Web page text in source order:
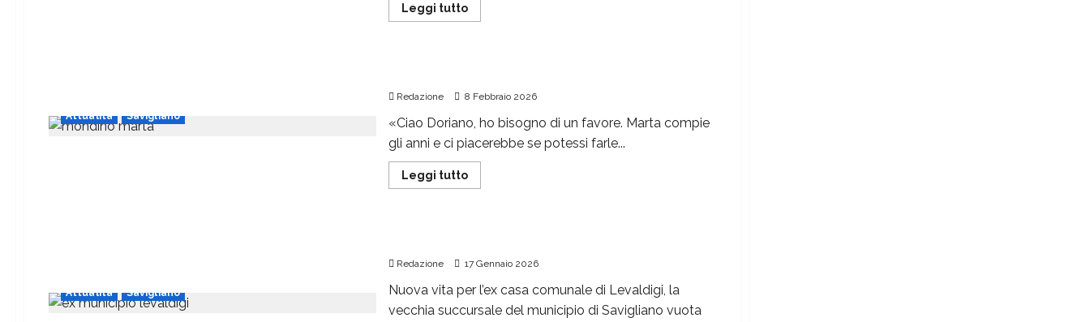
Leggi tutto
Attualità Savigliano
Redazione 8 Febbraio 2026
«Ciao Doriano, ho bisogno di un favore. Marta compie
gli anni e ci piacerebbe se potessi farle...
Leggi tutto
Attualità Savigliano
Redazione 17 Gennaio 2026
Nuova vita per l’ex casa comunale di Levaldigi, la
vecchia succursale del municipio di Savigliano vuota